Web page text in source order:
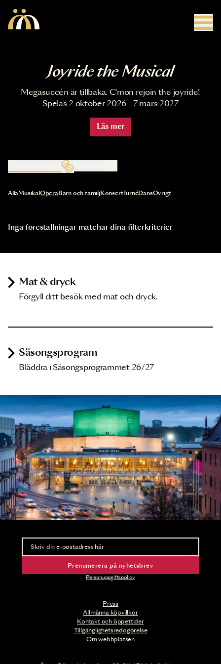
Joyride the Musical
Megasuccén är tillbaka. C'mon rejoin the joyride!
Spelas 2 oktober 2026 - 7 mars 2027
Läs mer
Kalender
Val av kategori uppdaterar innehållet automatiskt
AllaMusikal OperaBarn och familjKonsertTurnéDansÖvrigt
Inga föreställningar matchar dina filterkriterier
Mat & dryck
Förgyll ditt besök med mat och dryck.
Säsongsprogram
Bläddra i Säsongsprogrammet 26/27
Press
Allmänna köpvillkor
Kontakt och öppettider
Tillgänglighetsredogörelse
Om webbplatsen
Nyhetsbrev
Ta del av förhandsinformation och biljettsläpp.
Prenumerera på nyhetsbrev
Personuppgiftspolicy